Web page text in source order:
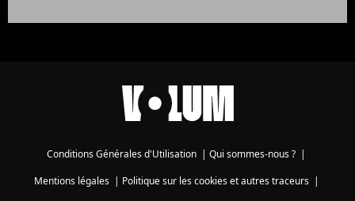
Conditions Générales d'Utilisation | Qui sommes-nous ? |
Mentions légales| Politique sur les cookies et autres traceurs|